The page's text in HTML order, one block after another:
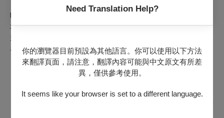
Need Translation Help?
你的瀏覽器目前預設為其他語言。你可以使用以下方法
來翻譯頁面，請注意，翻譯內容可能與中文原文有所差
異，僅供參考使用。
It seems like your browser is set to a different language.
時間／2026年3月18日 Wed.
地點／國家音樂廳1樓大廳
規則／限簽節目冊或本場演出者專輯，其他物品恕不接受簽
名。
⑴ 為尊重音樂家與維持秩序，請務必待音樂會全程結束再
演出者專輯，其他物品恕不接受簽名。
⑶ 若須拍照，請提供NSO工作人員您的手機協助留下珍貴